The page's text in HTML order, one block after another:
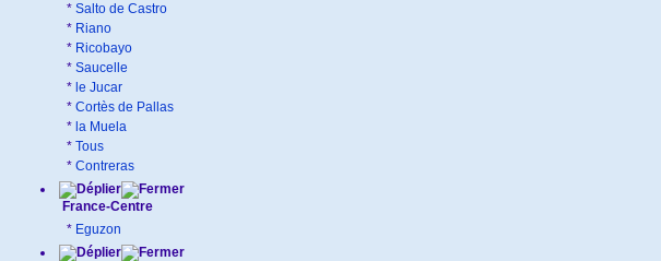
* Salto de Castro
* Riano
* Ricobayo
* Saucelle
* le Jucar
* Cortès de Pallas
* la Muela
* Tous
* Contreras
France-Centre
* Eguzon